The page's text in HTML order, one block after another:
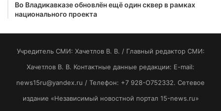
Во Владикавказе обновлён ещё один сквер в рамках
национального проекта
Учредитель СМИ: Хaчeтлoв B. B. / Главный редактор СМИ:
Хaчeтлoв B. B. Контактные данные редакции: E-mail:
news15ru@yandex.ru / Телефон: +7 928-O752332. Сетевое
издание «Независимый новостной портал 15-news.ru»